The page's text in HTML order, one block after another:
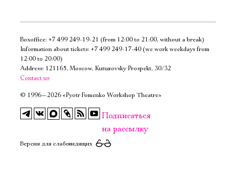
Boxoffice: +7 499 249-19-21 (from 12:00 to 21:00, without a break)
Information about tickets: +7 499 249-17-40 (we work weekdays from
12:00 to 20:00)
Address: 121165, Moscow, Kutuzovsky Prospekt, 30/32
Contact us
© 1996—2026 «Pyotr Fomenko Workshop Theatre»
Подписаться
на рассылку
Версия для слабовидящих
Электропочта
Ознакомиться